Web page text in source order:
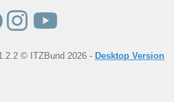
© ITZBund 2026 - Desktop Version